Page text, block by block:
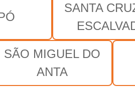
SANTA
SÃO MIGUEL DO
ANTA